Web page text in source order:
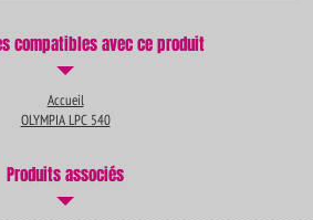
compatibles avec ce produit
Accueil
OLYMPIA LPC 540
Produits associés